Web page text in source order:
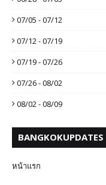
07/05 - 07/12
07/12 - 07/19
07/19 - 07/26
07/26 - 08/02
08/02 - 08/09
BANGKOKUPDATES
หน้าแรก